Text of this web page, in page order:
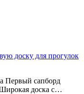
доску для прогулок
Первый сапборд
доска с…